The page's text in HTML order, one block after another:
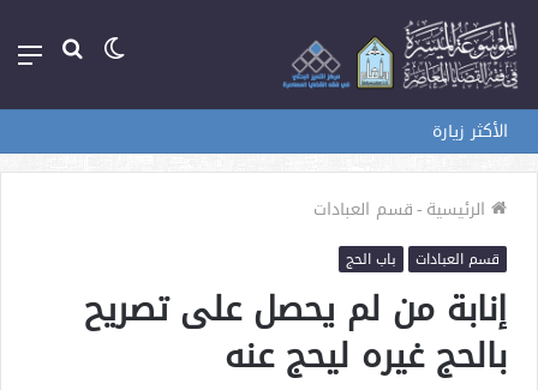
بحث الوضع
الأكثر زيارة
الرئيسية-قسم العبادات
قسم العبادات باب الحج
إنابة من لم يحصل على تصريح
بالحج غيره ليحج عنه